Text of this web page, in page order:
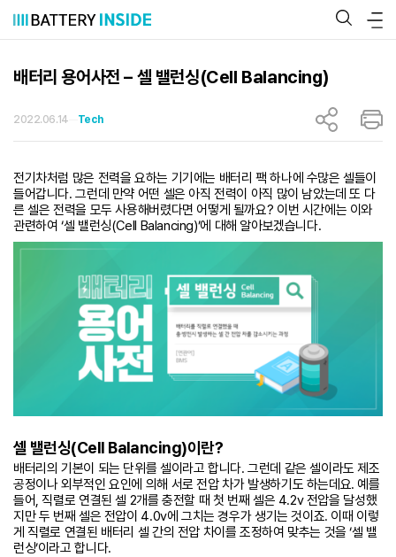
츠
배터리 용어사전 – 셀 밸런싱(Cell Balancing)
2022.06.14 Tech
전기차처럼 많은 전력을 요하는 기기에는 배터리 팩 하나에 수많은 셀들이
들어갑니다. 그런데 만약 어떤 셀은 아직 전력이 아직 많이 남았는데 또 다
른 셀은 전력을 모두 사용해버렸다면 어떻게 될까요? 이번 시간에는 이와
관련하여 ‘셀 밸런싱(Cell Balancing)’에 대해 알아보겠습니다.
셀 밸런싱(Cell Balancing)이란?
배터리의 기본이 되는 단위를 셀이라고 합니다. 그런데 같은 셀이라도 제조
공정이나 외부적인 요인에 의해 서로 전압 차가 발생하기도 하는데요. 예를
들어, 직렬로 연결된 셀 2개를 충전할 때 첫 번째 셀은 4.2v 전압을 달성했
지만 두 번째 셀은 전압이 4.0v에 그치는 경우가 생기는 것이죠. 이때 이렇
게 직렬로 연결된 배터리 셀 간의 전압 차이를 조정하여 맞추는 것을 ‘셀 밸
런싱’이라고 합니다.